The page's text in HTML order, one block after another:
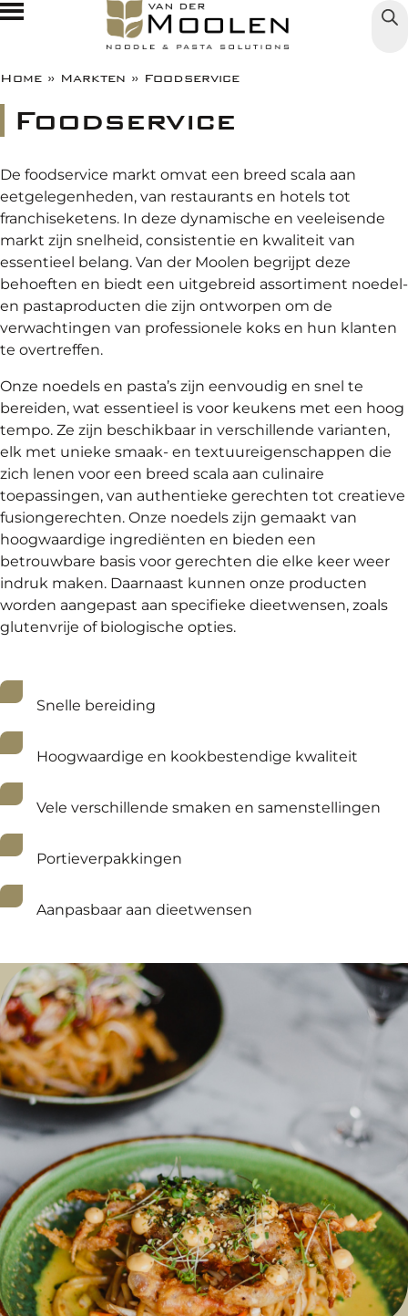
Producten
Noedels
Pasta
Rijst
Markten
Foodindustrie
Foodservice
Foodretail
Over ons
Nieuws
De Miefabriek
Jobs
Contact
NL
Home » Markten » Foodservice
Foodservice
De foodservice markt omvat een breed scala aan
eetgelegenheden, van restaurants en hotels tot
franchiseketens. In deze dynamische en veeleisende
markt zijn snelheid, consistentie en kwaliteit van
essentieel belang. Van der Moolen begrijpt deze
behoeften en biedt een uitgebreid assortiment noedel-
en pastaproducten die zijn ontworpen om de
verwachtingen van professionele koks en hun klanten
te overtreffen.
Onze noedels en pasta’s zijn eenvoudig en snel te
bereiden, wat essentieel is voor keukens met een hoog
tempo. Ze zijn beschikbaar in verschillende varianten,
elk met unieke smaak- en textuureigenschappen die
zich lenen voor een breed scala aan culinaire
toepassingen, van authentieke gerechten tot creatieve
fusiongerechten. Onze noedels zijn gemaakt van
hoogwaardige ingrediënten en bieden een
betrouwbare basis voor gerechten die elke keer weer
indruk maken. Daarnaast kunnen onze producten
worden aangepast aan specifieke dieetwensen, zoals
glutenvrije of biologische opties.
Snelle bereiding
Hoogwaardige en kookbestendige kwaliteit
Vele verschillende smaken en samenstellingen
Portieverpakkingen
Aanpasbaar aan dieetwensen